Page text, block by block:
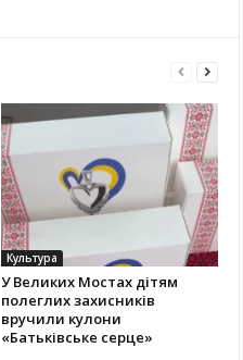
Культура
У Великих Мостах дітям
полеглих захисників
вручили кулони
«Батьківське серце»